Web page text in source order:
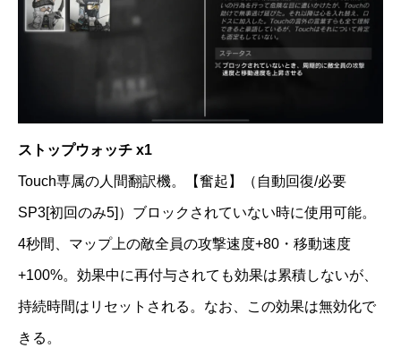
ストップウォッチ x1
Touch専属の人間翻訳機。【奮起】（自動回復/必要
SP3[初回のみ5]）ブロックされていない時に使用可能。
4秒間、マップ上の敵全員の攻撃速度+80・移動速度
+100%。効果中に再付与されても効果は累積しないが、
持続時間はリセットされる。なお、この効果は無効化で
きる。